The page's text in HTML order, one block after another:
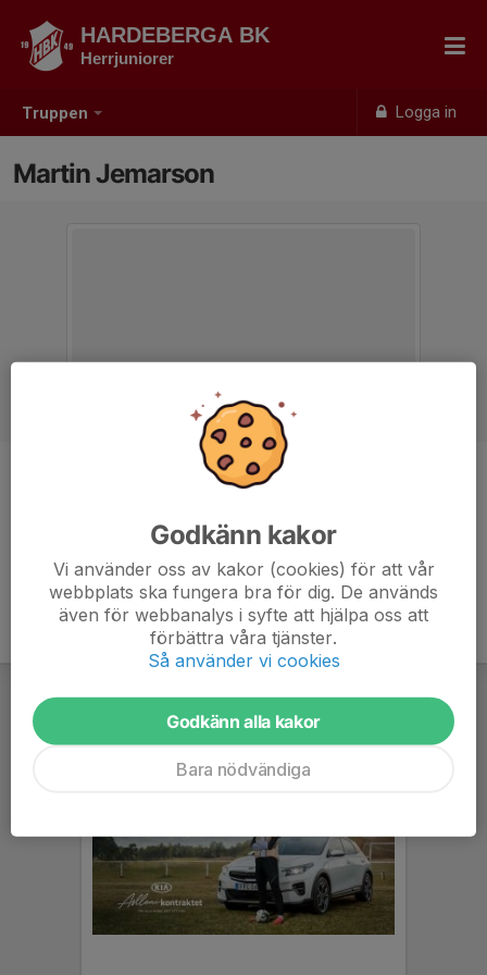
Truppen Logga in
HARDEBERGA BK
Herrjuniorer
Martin Jemarson
Målvaktstränare
Godkänn kakor
Vi använder oss av kakor (cookies) för att vår
webbplats ska fungera bra för dig. De används
även för webbanalys i syfte att hjälpa oss att
förbättra våra tjänster.
Så använder vi cookies
Godkänn alla kakor
Bara nödvändiga